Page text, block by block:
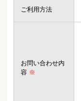
ご利用方法
お問い合わせ内
容 ※